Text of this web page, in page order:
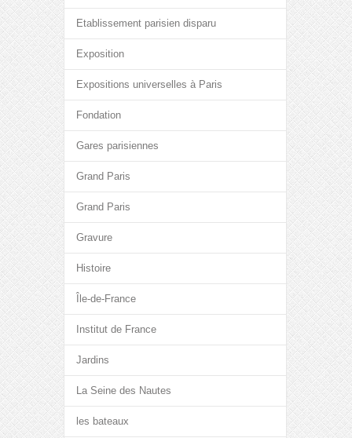
Etablissement parisien disparu
Exposition
Expositions universelles à Paris
Fondation
Gares parisiennes
Grand Paris
Grand Paris
Gravure
Histoire
Île-de-France
Institut de France
Jardins
La Seine des Nautes
les bateaux